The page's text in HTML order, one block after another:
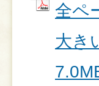
全ペ
大き